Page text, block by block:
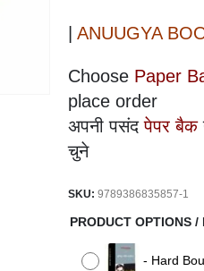
|ANUUGYA
Choose Paper
place order
अपनी पसंदपेपर बैक
चुने
SKU:9789386835857-1
PRODUCT OPTIONS /
- Hard